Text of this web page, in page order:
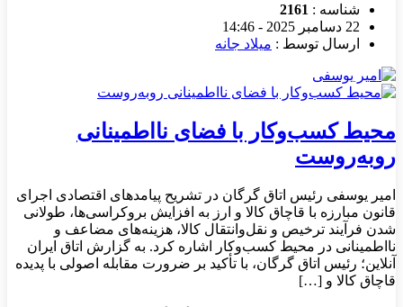
شناسه : 2161
22 دسامبر 2025 - 14:46
ارسال توسط : میلاد جانه
محیط کسب‌وکار با فضای نااطمینانی
روبه‌روست
امیر یوسفی رئیس اتاق گرگان در تشریح پیامدهای اقتصادی اجرای
قانون مبارزه با قاچاق کالا و ارز به افزایش بروکراسی‌ها، طولانی
شدن فرآیند ترخیص و نقل‌وانتقال کالا، هزینه‌های مضاعف و
نااطمینانی در محیط کسب‌وکار اشاره کرد. به گزارش اتاق ایران
آنلاین؛ رئیس اتاق گرگان، با تأکید بر ضرورت مقابله اصولی با پدیده
قاچاق کالا و […]